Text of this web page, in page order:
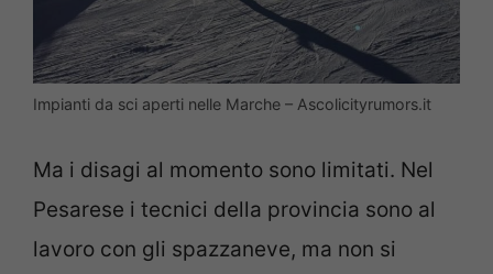
Impianti da sci aperti nelle Marche – Ascolicityrumors.it
Ma i disagi al momento sono limitati. Nel
Pesarese i tecnici della provincia sono al
lavoro con gli spazzaneve, ma non si